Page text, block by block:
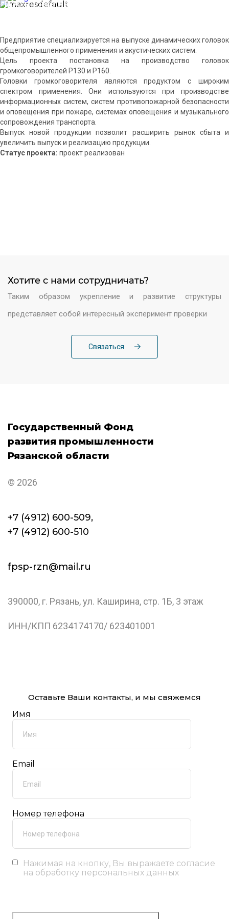
«Постановка на производство головок
Предприятие специализируется на выпуске динамических головок
общепромышленного применения и акустических систем.
Цель проекта постановка на производство головок
громкоговорителей Р130 и Р160.
Головки громкоговорителя являются продуктом с широким
спектром применения. Они используются при производстве
информационных систем, систем противопожарной безопасности
и оповещения при пожаре, системах оповещения и музыкального
сопровождения транспорта.
Выпуск новой продукции позволит расширить рынок сбыта и
увеличить выпуск и реализацию продукции.
Статус проекта: проект реализован
Хотите c нами сотрудничать?
Таким образом укрепление и развитие структуры
представляет собой интересный эксперимент проверки
Связаться
Государственный Фонд
развития промышленности
Рязанской области
© 2026
+7 (4912) 600-509,
+7 (4912) 600-510
fpsp-rzn@mail.ru
390000, г. Рязань, ул. Каширина, стр. 1Б, 3 этаж
ИНН/КПП 6234174170/ 623401001
Оставьте Ваши контакты, и мы свяжемся
Имя
Email
Номер телефона
Нажимая на кнопку, Вы выражаете согласие
на обработку персональных данных